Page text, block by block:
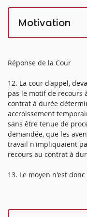
Motivation
Réponse de la Cour
12. La cour d'appel,
pas le motif de recours
contrat à durée
accroissement
sans être tenue de
demandée, que les
travail n'impliquaient
recours au contrat à
13. Le moyen n'est